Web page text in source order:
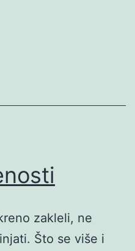
zakleli, ne
Što se više i